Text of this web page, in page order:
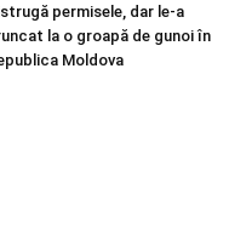
permisele, dar le-a
la o groapă de gunoi în
Moldova